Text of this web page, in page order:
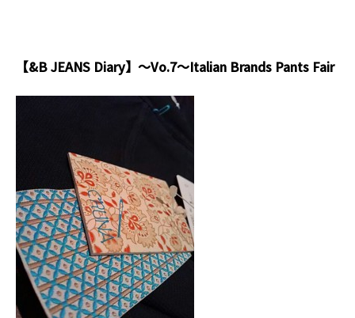
【&B JEANS Diary】～Vo.7～Italian Brands Pants Fair